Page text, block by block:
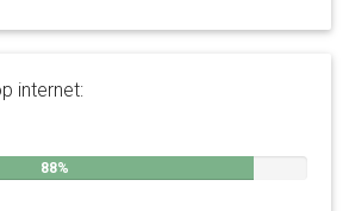
internet:
88%